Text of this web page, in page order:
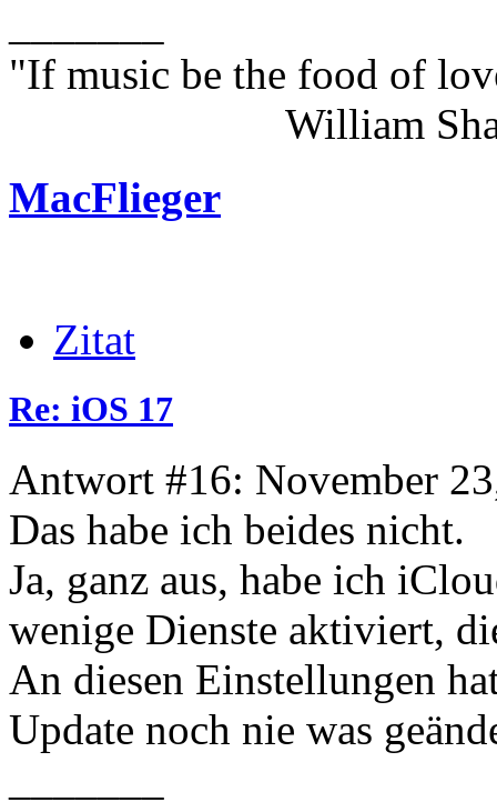
"If music be the food of
William
MacFlieger
Zitat
Re: iOS 17
Antwort #16: November
Das habe ich beides nicht.
Ja, ganz aus, habe ich
wenige Dienste aktiviert,
An diesen Einstellungen
Update noch nie was